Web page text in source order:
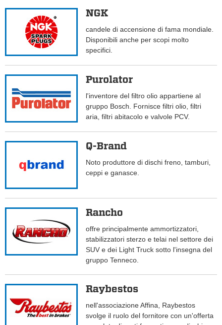
NGK
candele di accensione di fama mondiale.
Disponibili anche per scopi molto
specifici.
Purolator
l'inventore del filtro olio appartiene al
gruppo Bosch. Fornisce filtri olio, filtri
aria, filtri abitacolo e valvole PCV.
Q-Brand
Noto produttore di dischi freno, tamburi,
ceppi e ganasce.
Rancho
offre principalmente ammortizzatori,
stabilizzatori sterzo e telai nel settore dei
SUV e dei Light Truck sotto l'insegna del
gruppo Tenneco.
Raybestos
nell'associazione Affina, Raybestos
svolge il ruolo del fornitore con un'offerta